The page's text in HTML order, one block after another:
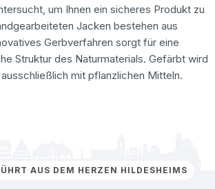
um Ihnen ein sicheres Produkt zu
Jacken bestehen aus
Gerbverfahren sorgt für eine
Struktur des Naturmaterials. Gefärbt wird
mit pflanzlichen Mitteln.
AUS DEM HERZEN HILDESHEIMS